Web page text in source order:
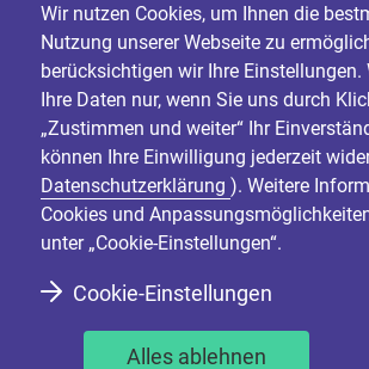
Wir nutzen Cookies, um Ihnen die
Nutzung unserer Webseite zu
berücksichtigen wir Ihre Einstellungen.
Ihre Daten nur, wenn Sie uns durch
„Zustimmen und weiter“ Ihr
können Ihre Einwilligung jederzeit
Datenschutzerklärung ). Weitere
Cookies und
unter „Cookie-Einstellungen“.
Cookie-Einstellungen
Alles ablehnen